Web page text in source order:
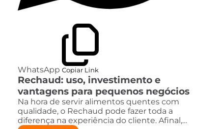
WhatsApp Copiar Link
Rechaud: uso, investimento e
vantagens para pequenos negócios
Na hora de servir alimentos quentes com
qualidade, o Rechaud pode fazer toda a
diferença na experiência do cliente. Afinal,…